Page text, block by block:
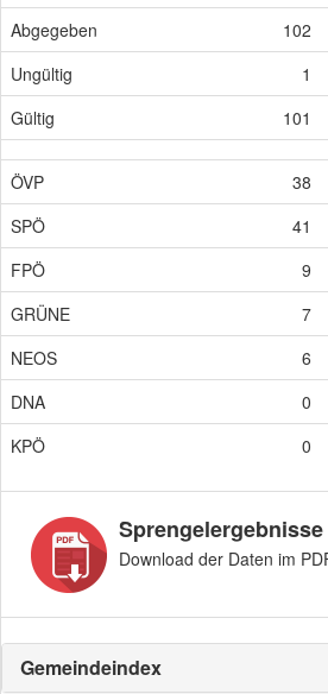
Abgegeben
102
Ungültig
1
Gültig
101
ÖVP 38
SPÖ
41
FPÖ
9
GRÜNE
7
NEOS
6
DNA
0
KPÖ
0
Sprengelergebnisse
Download der Daten im
Gemeindeindex